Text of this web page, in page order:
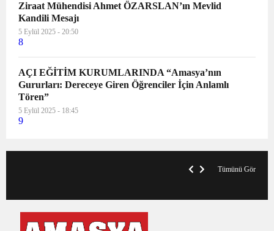
Ziraat Mühendisi Ahmet ÖZARSLAN’ın Mevlid
Kandili Mesajı
5 Eylül 2025 - 20:50
8
AÇI EĞİTİM KURUMLARINDA “Amasya’nın
Gururları: Dereceye Giren Öğrenciler İçin Anlamlı
Tören”
5 Eylül 2025 - 18:45
9
Tümünü Gör